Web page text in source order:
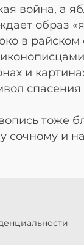
война, а
образ
в
и
тоже
сочному и